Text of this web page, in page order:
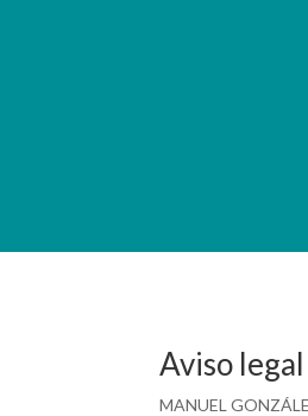
Aviso legal
MANUEL